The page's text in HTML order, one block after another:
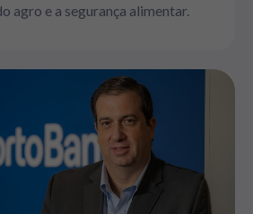
agro e a segurança alimentar.